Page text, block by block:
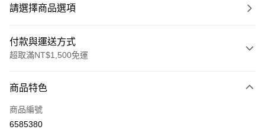
請選擇商品選項
付款與運送方式
超取滿NT$1,500免運
信用卡一次付款
信用卡分期付款
商品特色
商品編號
6585380